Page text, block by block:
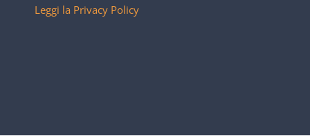
Leggi la Privacy Policy